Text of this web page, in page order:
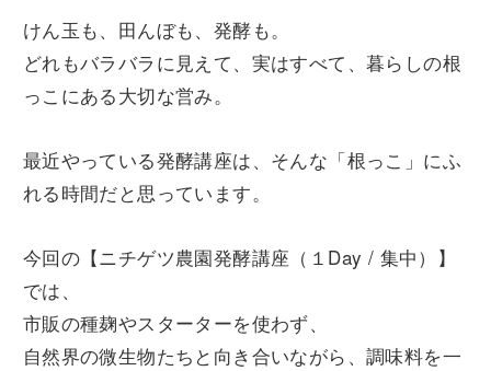
けん玉も、田んぼも、発酵も。
どれもバラバラに見えて、実はすべて、暮らしの根
っこにある大切な営み。
最近やっている発酵講座は、そんな「根っこ」にふ
れる時間だと思っています。
今回の【ニチゲツ農園発酵講座（１Day / 集中）】
では、
市販の種麹やスターターを使わず、
自然界の微生物たちと向き合いながら、調味料を一